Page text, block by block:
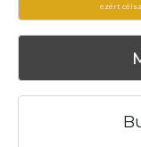
ezért